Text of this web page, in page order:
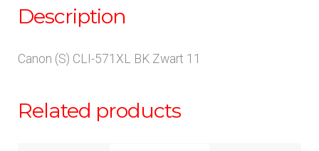
Description
Canon (S) CLI-571XL BK Zwart 11
Related products